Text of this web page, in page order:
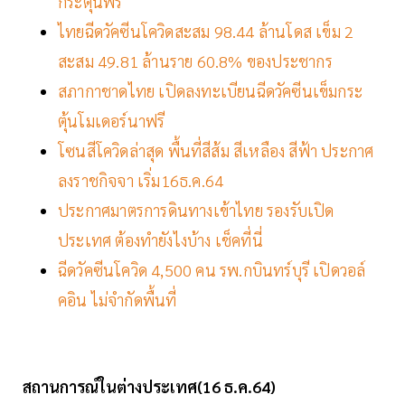
ไทยฉีดวัคซีนโควิดสะสม 98.44 ล้านโดส เข็ม 2
สะสม 49.81 ล้านราย 60.8% ของประชากร
สภากาชาดไทย เปิดลงทะเบียนฉีดวัคซีนเข็มกระ
ตุ้นโมเดอร์นาฟรี
โซนสีโควิดล่าสุด พื้นที่สีส้ม สีเหลือง สีฟ้า ประกาศ
ลงราชกิจจา เริ่ม16ธ.ค.64
ประกาศมาตรการดินทางเข้าไทย รองรับเปิด
ประเทศ ต้องทำยังไงบ้าง เช็คที่นี่
ฉีดวัคซีนโควิด 4,500 คน รพ.กบินทร์บุรี เปิดวอล์
คอิน ไม่จำกัดพื้นที่
สถานการณ์ในต่างประเทศ(16ธ.ค.64)